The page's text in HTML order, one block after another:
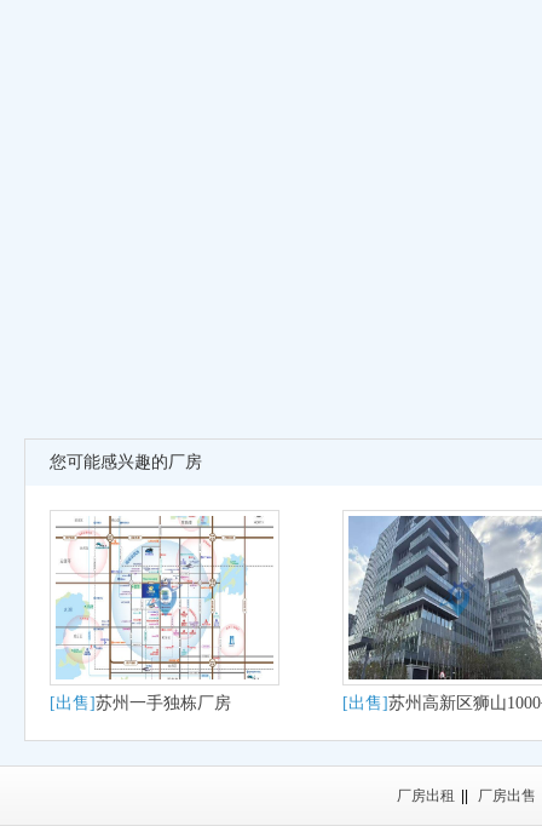
您可能感兴趣的厂房
[出售]苏州一手独栋厂房 [出售]苏州高新区狮山
大平层户型适合研发办公
厂房出租 厂房出售